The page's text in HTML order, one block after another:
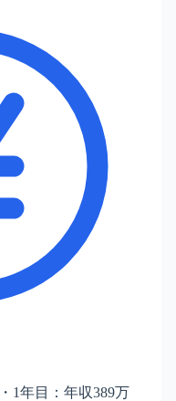
1年目：年収389万